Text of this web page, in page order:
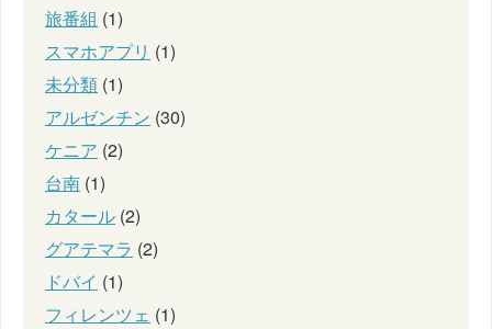
旅番組 (1)
スマホアプリ (1)
未分類 (1)
アルゼンチン (30)
ケニア (2)
台南 (1)
カタール (2)
グアテマラ (2)
ドバイ (1)
フィレンツェ (1)